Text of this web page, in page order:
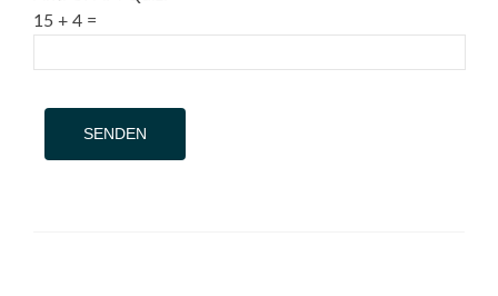
15 + 4 =